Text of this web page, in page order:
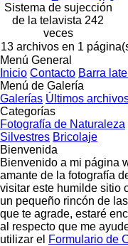
Sistema de sujección
de la telavista 242
veces
13 archivos en 1
Menú General
Inicio Contacto Barra
Menú de Galería
Galerías Últimos
Categorías
Fotografía de Naturaleza
Silvestres Bricolaje
Bienvenida
Bienvenido a mi página
amante de la fotografía
visitar este humilde sitio
un pequeño rincón de
que te agrade, estaré
al respecto que me
utilizar el Formulario de